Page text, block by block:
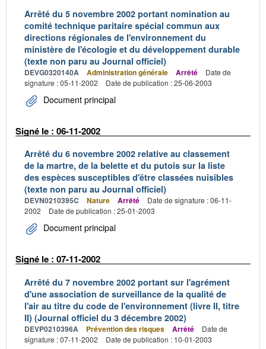
Arrêté du 5 novembre 2002 portant nomination au
comité technique paritaire spécial commun aux
directions régionales de l'environnement du
ministère de l'écologie et du développement durable
(texte non paru au Journal officiel)
DEVG0320140A Administration générale Arrêté
Date de
signature : 05-11-2002
Date de publication : 25-06-2003
Document principal
Signé le : 06-11-2002
Arrêté du 6 novembre 2002 relative au classement
de la martre, de la belette et du putois sur la liste
des espèces susceptibles d'être classées nuisibles
(texte non paru au Journal officiel)
DEVN0210395C Nature Arrêté
Date de signature : 06-11-
2002
Date de publication : 25-01-2003
Document principal
Signé le : 07-11-2002
Arrêté du 7 novembre 2002 portant sur l'agrément
d'une association de surveillance de la qualité de
l'air au titre du code de l'environnement (livre II, titre
II) (Journal officiel du 3 décembre 2002)
DEVP0210396A Prévention des risques Arrêté
Date de
signature : 07-11-2002
Date de publication : 10-01-2003